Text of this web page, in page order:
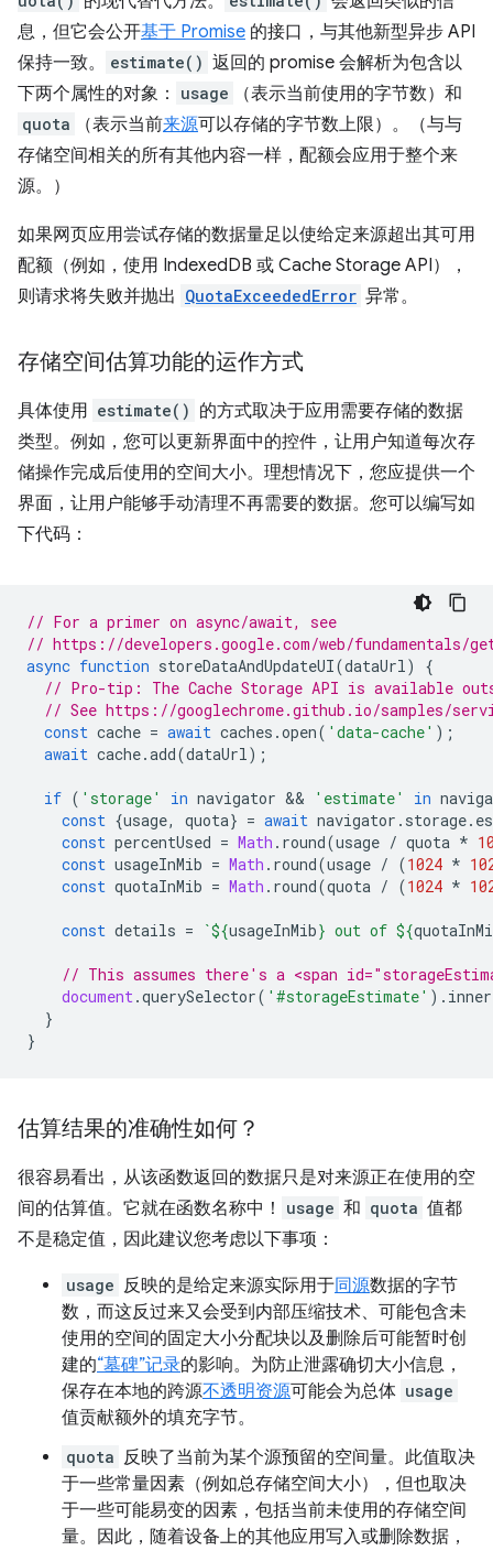
息，但它会公开基于 Promise 的接口，与其他新型异步 API
保持一致。
estimate() 返回的 promise 会解析为包含以
下两个属性的对象：
usage （表示当前使用的字节数）和
quota （表示当前来源可以存储的字节数上限）。（与与
存储空间相关的所有其他内容一样，配额会应用于整个来
源。）
如果网页应用尝试存储的数据量足以使给定来源超出其可用
配额（例如，使用 IndexedDB 或 Cache Storage API），
则请求将失败并抛出 QuotaExceededError 异常。
存储空间估算功能的运作方式
具体使用 estimate() 的方式取决于应用需要存储的数据
类型。例如，您可以更新界面中的控件，让用户知道每次存
储操作完成后使用的空间大小。理想情况下，您应提供一个
界面，让用户能够手动清理不再需要的数据。您可以编写如
下代码：
// For a primer on async/await, see
// https://developers.google.com/web/fundamentals/
async function storeDataAndUpdateUI(dataUrl)
{
// Pro-tip: The Cache Storage API is available
// See https://googlechrome.github.io/samples/
const cache = await caches .open( 'data-cache' );
await cache.add(dataUrl);
if ( 'storage' in navigator && 'estimate' in
const {usage, quota} = await navigator . storage.
const percentUsed = Math . round(usage / quota *
const usageInMib = Math . round(usage / (1024 *
const quotaInMib = Math . round(quota / (1024 *
const details = `${usageInMib} out of ${
// This assumes there's a <span
document.querySelector( '#storageEstimate' ).
}
}
估算结果的准确性如何？
很容易看出，从该函数返回的数据只是对来源正在使用的空
间的估算值。它就在函数名称中！
usage 和 quota 值都
不是稳定值，因此建议您考虑以下事项：
usage 反映的是给定来源实际用于同源数据的字节
数，而这反过来又会受到内部压缩技术、可能包含未
使用的空间的固定大小分配块以及删除后可能暂时创
建的“墓碑”记录的影响。为防止泄露确切大小信息，
保存在本地的跨源不透明资源可能会为总体 usage
值贡献额外的填充字节。
quota 反映了当前为某个源预留的空间量。此值取决
于一些常量因素（例如总存储空间大小），但也取决
于一些可能易变的因素，包括当前未使用的存储空间
量。因此，随着设备上的其他应用写入或删除数据，